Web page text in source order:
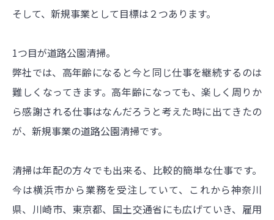
そして、新規事業として目標は２つあります。
1つ目が道路公園清掃。
弊社では、高年齢になると今と同じ仕事を継続するのは
難しくなってきます。高年齢になっても、楽しく周りか
ら感謝される仕事はなんだろうと考えた時に出てきたの
が、新規事業の道路公園清掃です。
清掃は年配の方々でも出来る、比較的簡単な仕事です。
今は横浜市から業務を受注していて、これから神奈川
県、川崎市、東京都、国土交通省にも広げていき、雇用